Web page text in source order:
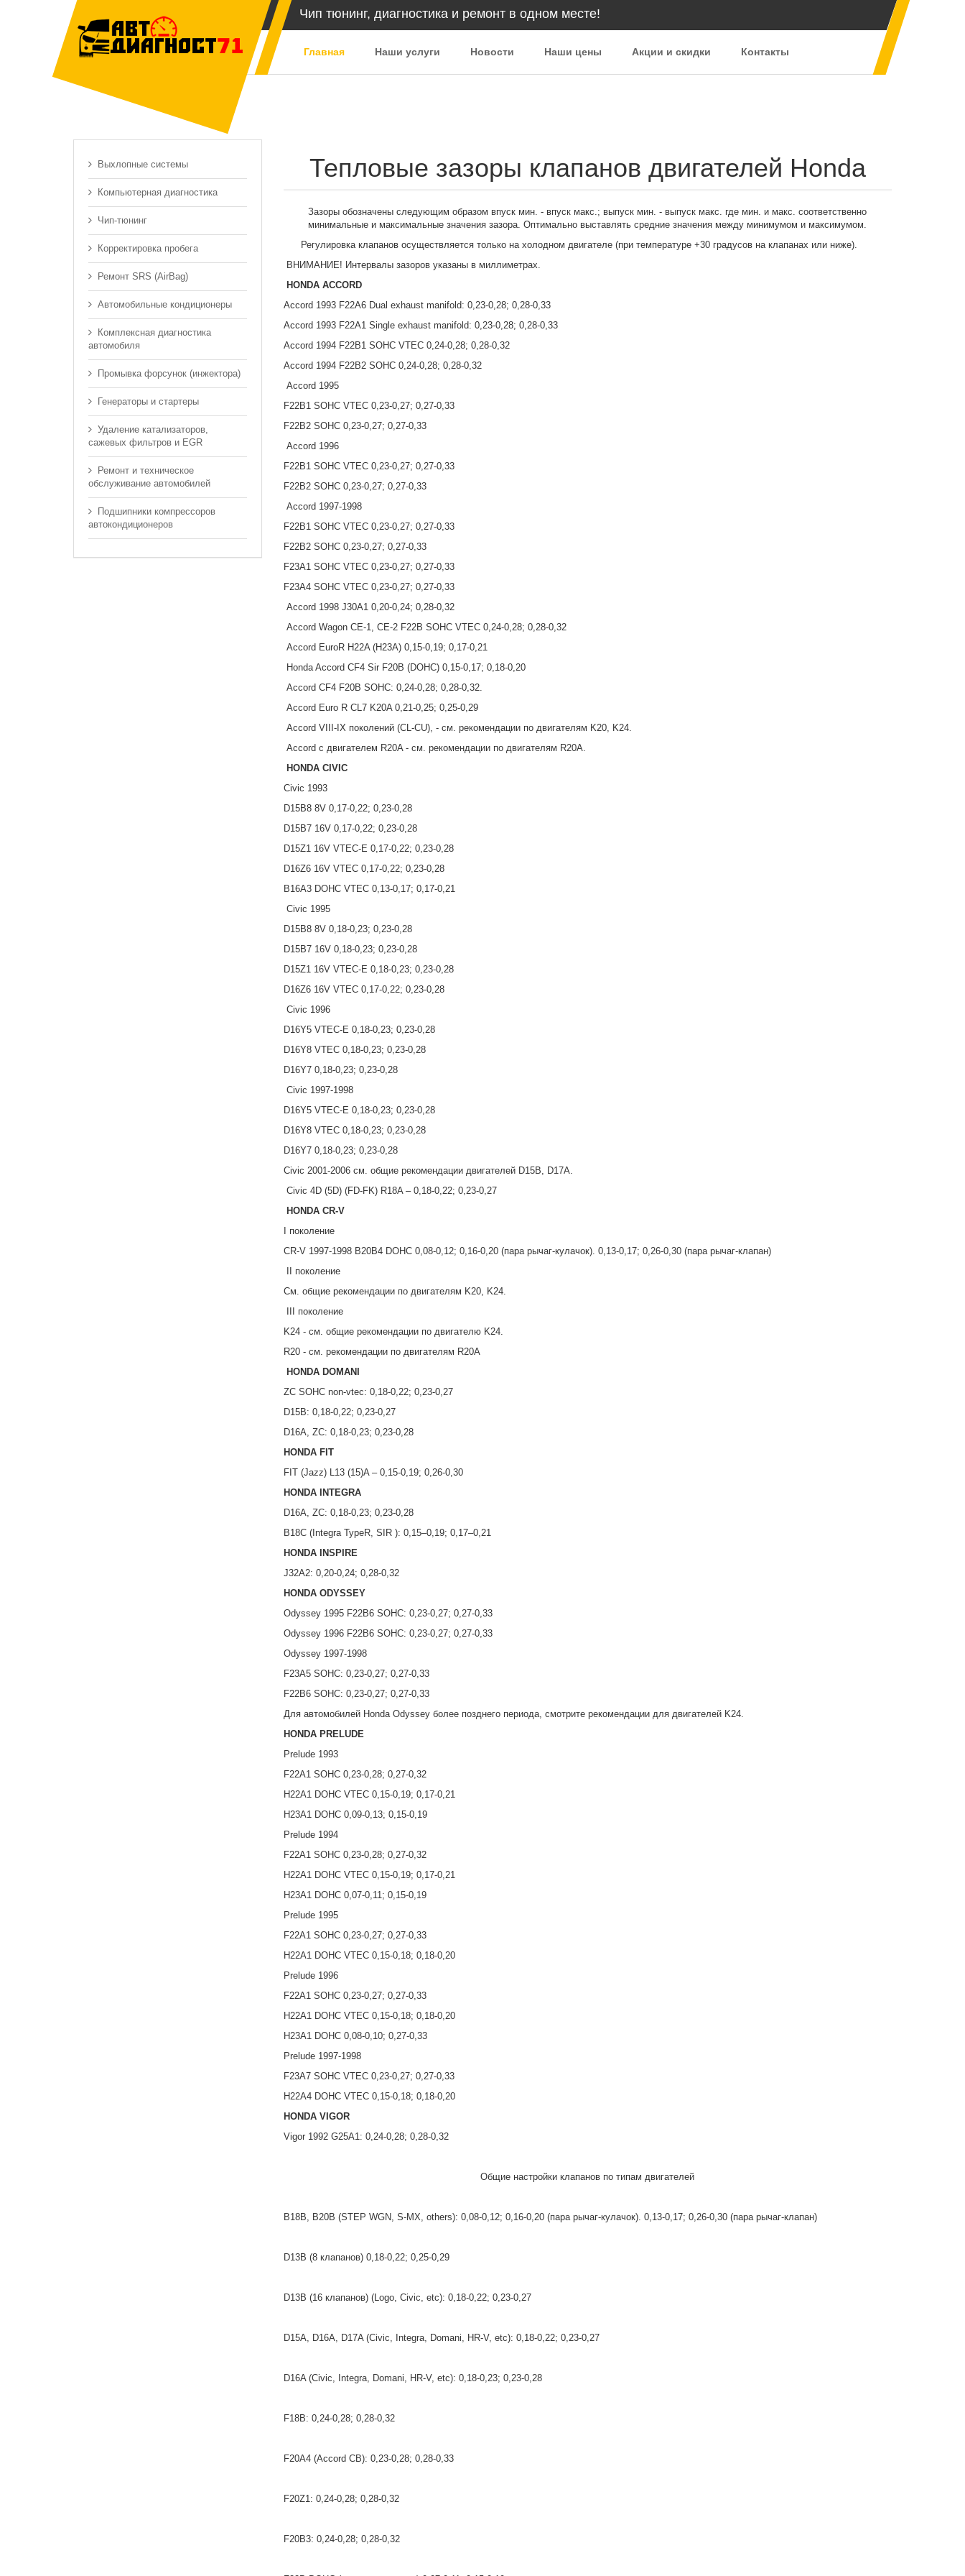
Чип тюнинг, диагностика и ремонт в одном месте!
Главная Наши услуги Новости Наши цены Акции и скидки Контакты
Выхлопные системы
Компьютерная диагностика
Чип-тюнинг
Корректировка пробега
Ремонт SRS (AirBag)
Автомобильные кондиционеры
Комплексная диагностика
автомобиля
Промывка форсунок (инжектора)
Генераторы и стартеры
Удаление катализаторов,
сажевых фильтров и EGR
Ремонт и техническое
обслуживание автомобилей
Подшипники компрессоров
автокондиционеров
Тепловые зазоры клапанов двигателей Honda
Зазоры обозначены следующим образом впуск мин. - впуск макс.; выпуск мин. - выпуск макс. где мин. и макс. соответственно
минимальные и максимальные значения зазора. Оптимально выставлять средние значения между минимумом и максимумом.
Регулировка клапанов осуществляется только на холодном двигателе (при температуре +30 градусов на клапанах или ниже).
ВНИМАНИЕ! Интервалы зазоров указаны в миллиметрах.
HONDA ACCORD
Accord 1993 F22A6 Dual exhaust manifold: 0,23-0,28; 0,28-0,33
Accord 1993 F22A1 Single exhaust manifold: 0,23-0,28; 0,28-0,33
Accord 1994 F22B1 SOHC VTEC 0,24-0,28; 0,28-0,32
Accord 1994 F22B2 SOHC 0,24-0,28; 0,28-0,32
Accord 1995
F22B1 SOHC VTEC 0,23-0,27; 0,27-0,33
F22B2 SOHC 0,23-0,27; 0,27-0,33
Accord 1996
F22B1 SOHC VTEC 0,23-0,27; 0,27-0,33
F22B2 SOHC 0,23-0,27; 0,27-0,33
Accord 1997-1998
F22B1 SOHC VTEC 0,23-0,27; 0,27-0,33
F22B2 SOHC 0,23-0,27; 0,27-0,33
F23A1 SOHC VTEC 0,23-0,27; 0,27-0,33
F23A4 SOHC VTEC 0,23-0,27; 0,27-0,33
Accord 1998 J30A1 0,20-0,24; 0,28-0,32
Accord Wagon СЕ-1, СЕ-2 F22B SOHC VTEC 0,24-0,28; 0,28-0,32
Accord EuroR H22A (H23A) 0,15-0,19; 0,17-0,21
Honda Accord CF4 Sir F20B (DOHC) 0,15-0,17; 0,18-0,20
Accord CF4 F20B SOHC: 0,24-0,28; 0,28-0,32.
Accord Euro R CL7 K20A 0,21-0,25; 0,25-0,29
Accord VIII-IX поколений (CL-CU), - см. рекомендации по двигателям K20, K24.
Accord с двигателем R20A - см. рекомендации по двигателям R20A.
HONDA CIVIC
Civic 1993
D15B8 8V 0,17-0,22; 0,23-0,28
D15B7 16V 0,17-0,22; 0,23-0,28
D15Z1 16V VTEC-E 0,17-0,22; 0,23-0,28
D16Z6 16V VTEC 0,17-0,22; 0,23-0,28
B16A3 DOHC VTEC 0,13-0,17; 0,17-0,21
Civic 1995
D15B8 8V 0,18-0,23; 0,23-0,28
D15B7 16V 0,18-0,23; 0,23-0,28
D15Z1 16V VTEC-E 0,18-0,23; 0,23-0,28
D16Z6 16V VTEC 0,17-0,22; 0,23-0,28
Civic 1996
D16Y5 VTEC-E 0,18-0,23; 0,23-0,28
D16Y8 VTEC 0,18-0,23; 0,23-0,28
D16Y7 0,18-0,23; 0,23-0,28
Civic 1997-1998
D16Y5 VTEC-E 0,18-0,23; 0,23-0,28
D16Y8 VTEC 0,18-0,23; 0,23-0,28
D16Y7 0,18-0,23; 0,23-0,28
Civic 2001-2006 см. общие рекомендации двигателей D15B, D17A.
Civic 4D (5D) (FD-FK) R18A – 0,18-0,22; 0,23-0,27
HONDA CR-V
I поколение
CR-V 1997-1998 B20B4 DOHC 0,08-0,12; 0,16-0,20 (пара рычаг-кулачок). 0,13-0,17; 0,26-0,30 (пара рычаг-клапан)
II поколение
См. общие рекомендации по двигателям K20, K24.
III поколение
K24 - см. общие рекомендации по двигателю K24.
R20 - см. рекомендации по двигателям R20A
HONDA DOMANI
ZC SOHC non-vtec: 0,18-0,22; 0,23-0,27
D15B: 0,18-0,22; 0,23-0,27
D16A, ZC: 0,18-0,23; 0,23-0,28
HONDA FIT
FIT (Jazz) L13 (15)A – 0,15-0,19; 0,26-0,30
HONDA INTEGRA
D16A, ZC: 0,18-0,23; 0,23-0,28
B18C (Integra TypeR, SIR ): 0,15–0,19; 0,17–0,21
HONDA INSPIRE
J32A2: 0,20-0,24; 0,28-0,32
HONDA ODYSSEY
Odyssey 1995 F22B6 SOHC: 0,23-0,27; 0,27-0,33
Odyssey 1996 F22B6 SOHC: 0,23-0,27; 0,27-0,33
Odyssey 1997-1998
F23A5 SOHC: 0,23-0,27; 0,27-0,33
F22B6 SOHC: 0,23-0,27; 0,27-0,33
Для автомобилей Honda Odyssey более позднего периода, смотрите рекомендации для двигателей K24.
HONDA PRELUDE
Prelude 1993
F22A1 SOHC 0,23-0,28; 0,27-0,32
H22A1 DOHC VTEC 0,15-0,19; 0,17-0,21
H23A1 DOHC 0,09-0,13; 0,15-0,19
Prelude 1994
F22A1 SOHC 0,23-0,28; 0,27-0,32
H22A1 DOHC VTEC 0,15-0,19; 0,17-0,21
H23A1 DOHC 0,07-0,11; 0,15-0,19
Prelude 1995
F22A1 SOHC 0,23-0,27; 0,27-0,33
H22A1 DOHC VTEC 0,15-0,18; 0,18-0,20
Prelude 1996
F22A1 SOHC 0,23-0,27; 0,27-0,33
H22A1 DOHC VTEC 0,15-0,18; 0,18-0,20
H23A1 DOHC 0,08-0,10; 0,27-0,33
Prelude 1997-1998
F23A7 SOHC VTEC 0,23-0,27; 0,27-0,33
H22A4 DOHC VTEC 0,15-0,18; 0,18-0,20
HONDA VIGOR
Vigor 1992 G25A1: 0,24-0,28; 0,28-0,32
Общие настройки клапанов по типам двигателей
B18B, B20B (STEP WGN, S-MX, others): 0,08-0,12; 0,16-0,20 (пара рычаг-кулачок). 0,13-0,17; 0,26-0,30 (пара рычаг-клапан)
D13B (8 клапанов) 0,18-0,22; 0,25-0,29
D13B (16 клапанов) (Logo, Civic, etc): 0,18-0,22; 0,23-0,27
D15A, D16A, D17A (Civic, Integra, Domani, HR-V, etc): 0,18-0,22; 0,23-0,27
D16A (Civic, Integra, Domani, HR-V, etc): 0,18-0,23; 0,23-0,28
F18B: 0,24-0,28; 0,28-0,32
F20A4 (Accord CB): 0,23-0,28; 0,28-0,33
F20Z1: 0,24-0,28; 0,28-0,32
F20B3: 0,24-0,28; 0,28-0,32